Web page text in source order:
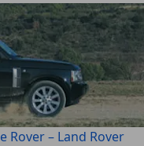
Rover – Land Rover